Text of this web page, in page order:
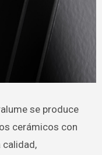
se produce
cerámicos con
calidad,